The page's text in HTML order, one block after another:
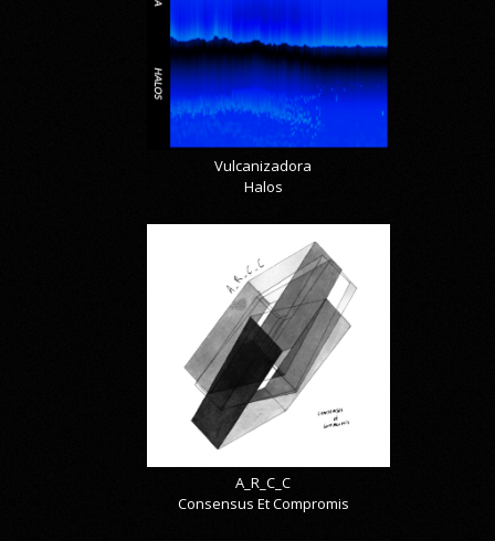
Vulcanizadora
Halos
A_R_C_C
Consensus Et Compromis